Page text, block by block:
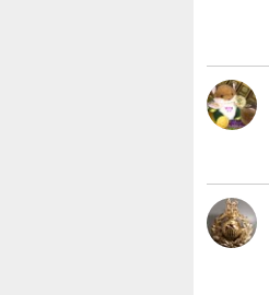
の
投
稿
E
R
G
E
N
)
)
ち
ゃ
投
稿
五
月
(
キ
)
ち
上
昇